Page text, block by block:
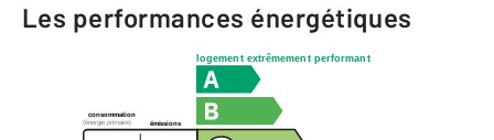
Les performances énergétiques
logement extrêmement performant
consommation
émissions
(énergie primaire)